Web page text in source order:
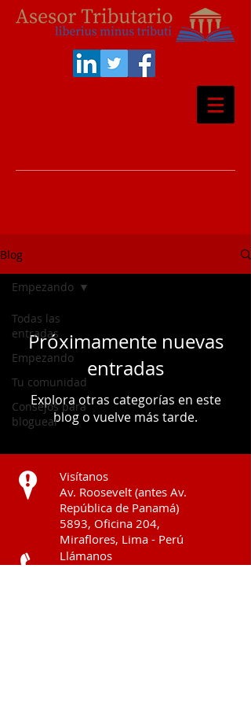
Blog
Todas las
entradas
Empezando
Tu comunidad
Consejos para
bloguear
Empezando
Próximamente nuevas
entradas
Explora otras categorías en este
blog o vuelve más tarde.
Visítanos
Av. Roosevelt (antes Av.
República de Panamá)
5893, Oficina 204,
Miraflores, Lima - Perú
Llámanos